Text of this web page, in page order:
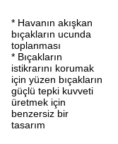
* Havanın akışkan
bıçakların ucunda
toplanması
* Bıçakların
istikrarını korumak
için yüzen bıçakların
güçlü tepki kuvveti
üretmek için
benzersiz bir
tasarım